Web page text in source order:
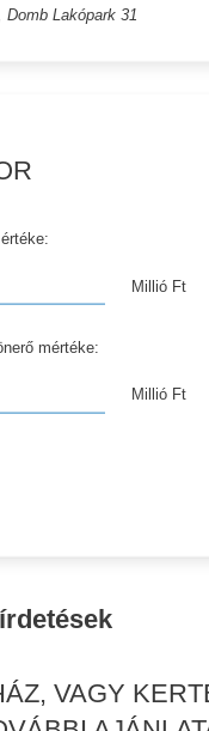
Lakópark 31
Millió Ft
mértéke:
Millió Ft
VAGY